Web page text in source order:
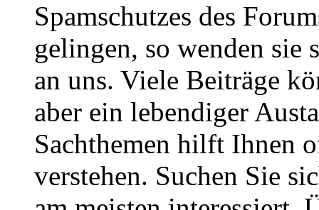
Spamschutzes des
gelingen, so wenden sie
an uns. Viele Beiträge
aber ein lebendiger
Sachthemen hilft Ihnen
verstehen. Suchen Sie